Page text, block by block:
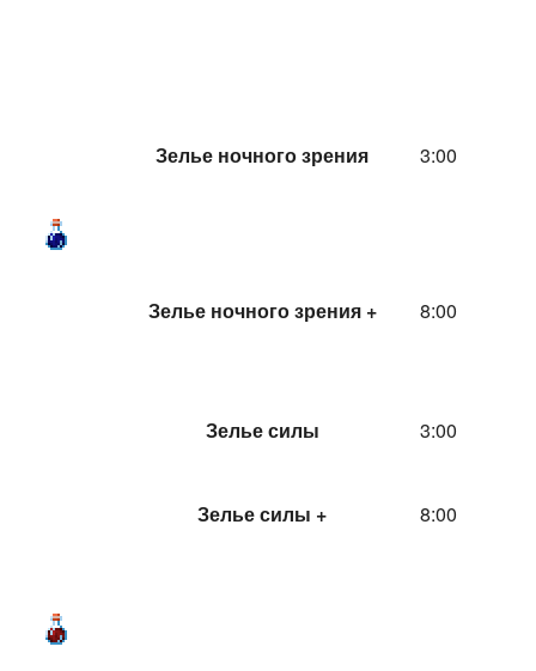
Зелье ночного зрения 3:00
Зелье ночного зрения + 8:00
Зелье силы 3:00
Зелье силы + 8:00